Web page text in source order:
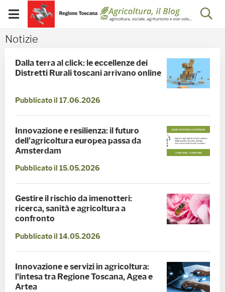
Skip to Main Content
Visualizza/chiudi
menu
mobile
Notizie - Blog
Notizie
Dalla terra al click: le eccellenze dei
Distretti Rurali toscani arrivano online
Pubblicato il 17.06.2026
Innovazione e resilienza: il futuro
dell’agricoltura europea passa da
Amsterdam
Pubblicato il 15.05.2026
Gestire il rischio da imenotteri:
ricerca, sanità e agricoltura a
confronto
Pubblicato il 14.05.2026
Innovazione e servizi in agricoltura:
l'intesa tra Regione Toscana, Agea e
Artea